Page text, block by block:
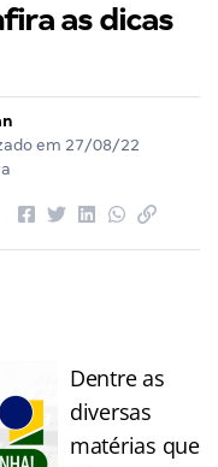
as dicas
em 27/08/22
Dentre as
diversas
matérias que